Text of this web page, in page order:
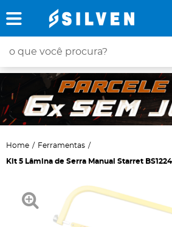
Home Ferramentas
Kit 5 Lâmina de Serra Manual Starret